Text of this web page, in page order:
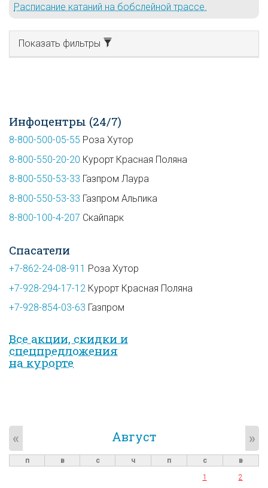
Расписание катаний на бобслейной трассе.
Показать фильтры
Инфоцентры (24/7)
8-800-500-05-55 Роза Хутор
8-800-550-20-20 Курорт Красная Поляна
8-800-550-53-33 Газпром Лаура
8-800-550-53-33 Газпром Альпика
8-800-100-4-207 Скайпарк
Спасатели
+7-862-24-08-911 Роза Хутор
+7-928-294-17-12 Курорт Красная Поляна
+7-928-854-03-63 Газпром
Все акции, скидки и
спец­предложе­ния
на курорте
Август
« »
п в с ч п с
в
1
2